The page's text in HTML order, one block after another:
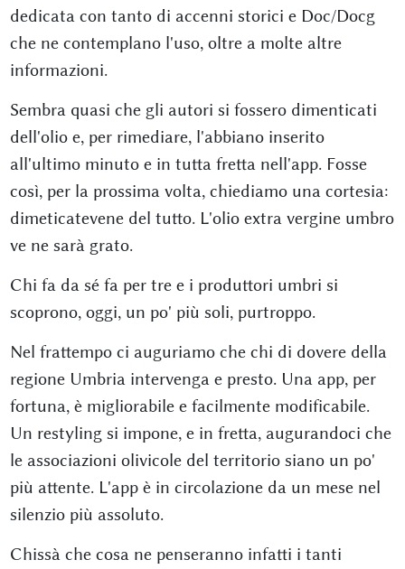
dedicata con tanto di accenni storici e Doc/Docg
che ne contemplano l'uso, oltre a molte altre
informazioni.
Sembra quasi che gli autori si fossero dimenticati
dell'olio e, per rimediare, l'abbiano inserito
all'ultimo minuto e in tutta fretta nell'app. Fosse
così, per la prossima volta, chiediamo una cortesia:
dimeticatevene del tutto. L'olio extra vergine umbro
ve ne sarà grato.
Chi fa da sé fa per tre e i produttori umbri si
scoprono, oggi, un po' più soli, purtroppo.
Nel frattempo ci auguriamo che chi di dovere della
regione Umbria intervenga e presto. Una app, per
fortuna, è migliorabile e facilmente modificabile.
Un restyling si impone, e in fretta, augurandoci che
le associazioni olivicole del territorio siano un po'
più attente. L'app è in circolazione da un mese nel
silenzio più assoluto.
Chissà che cosa ne penseranno infatti i tanti